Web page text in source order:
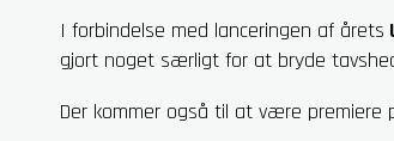
I forbindelse med lanceringen af årets
gjort noget særligt for at bryde
Der kommer også til at være premiere